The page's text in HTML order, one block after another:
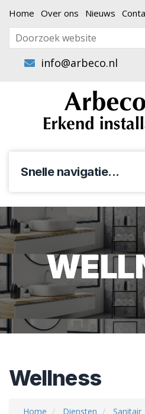
Home Over ons Nieuws
info@arbeco.nl
Snelle navigatie...
Wellness
Home Diensten Sanitair